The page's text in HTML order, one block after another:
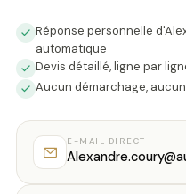
Réponse personnelle
automatique
Devis détaillé, ligne par
Aucun démarchage,
E-MAIL DIRECT